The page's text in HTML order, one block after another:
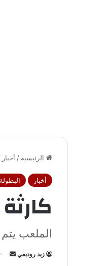
الرئيسية / أخبار
أخبار البطولة
الملعب
زيد روديفي